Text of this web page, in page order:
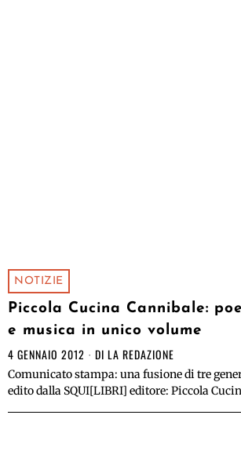
NOTIZIE
Piccola Cucina Cannibale:
e musica in unico volume
4 GENNAIO 2012 DI LA REDAZIONE
Comunicato stampa: una fusione di tre
edito dalla SQUI[LIBRI] editore: Piccola